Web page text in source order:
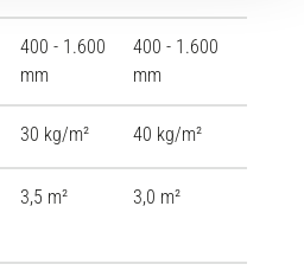
400 - 1.600
mm
400 - 1.600
mm
30 kg/m² 40 kg/m²
3,5 m² 3,0 m²